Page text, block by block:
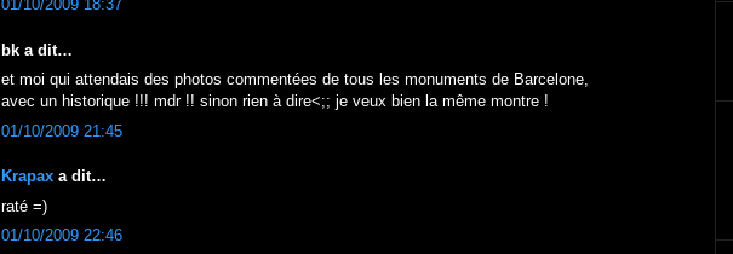
01/10/2009 18:37
bk a dit…
et moi qui attendais des photos commentées de tous les monuments de Barcelone,
avec un historique !!! mdr !! sinon rien à dire<;; je veux bien la même montre !
01/10/2009 21:45
Krapax a dit…
raté =)
01/10/2009 22:46